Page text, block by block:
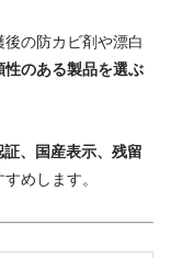
後の防カビ剤や漂白
性のある製品を選ぶ
、 国産表示、 残留
すめ し ます。